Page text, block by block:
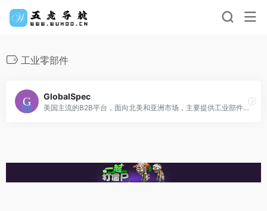
工业零部件
GlobalSpec
美国主流的B2B平台，面向北美和亚洲市场，主要提供工业部件、机械以及相关的服务。